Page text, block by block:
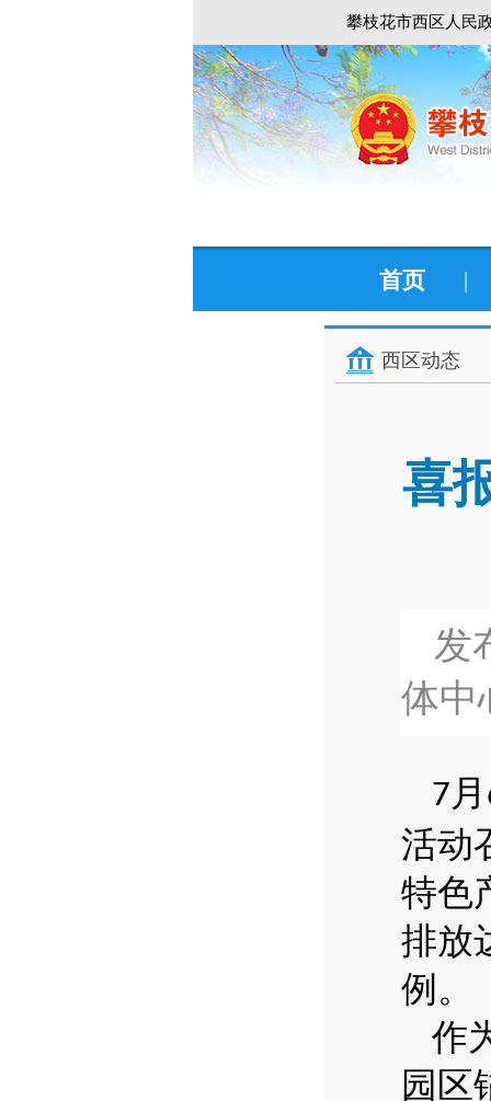
攀枝花市西区人民
首页 |
西区动态
喜
发
体中
7 月
活动
特色
排放
例。
作
园区